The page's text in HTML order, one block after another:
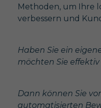
Methoden, um Ihre
verbessern und
Haben Sie ein
möchten Sie
Dann können Sie
automatisierten